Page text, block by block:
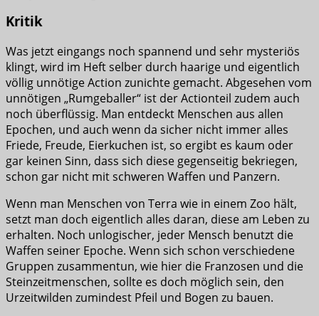
Kritik
Was jetzt eingangs noch spannend und sehr mysteriös
klingt, wird im Heft selber durch haarige und eigentlich
völlig unnötige Action zunichte gemacht. Abgesehen vom
unnötigen „Rumgeballer“ ist der Actionteil zudem auch
noch überflüssig. Man entdeckt Menschen aus allen
Epochen, und auch wenn da sicher nicht immer alles
Friede, Freude, Eierkuchen ist, so ergibt es kaum oder
gar keinen Sinn, dass sich diese gegenseitig bekriegen,
schon gar nicht mit schweren Waffen und Panzern.
Wenn man Menschen von Terra wie in einem Zoo hält,
setzt man doch eigentlich alles daran, diese am Leben zu
erhalten. Noch unlogischer, jeder Mensch benutzt die
Waffen seiner Epoche. Wenn sich schon verschiedene
Gruppen zusammentun, wie hier die Franzosen und die
Steinzeitmenschen, sollte es doch möglich sein, den
Urzeitwilden zumindest Pfeil und Bogen zu bauen.